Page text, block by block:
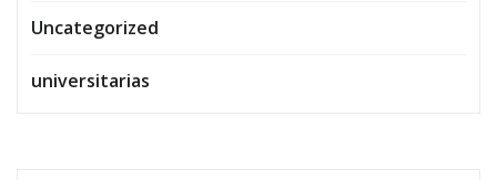
Uncategorized
universitarias